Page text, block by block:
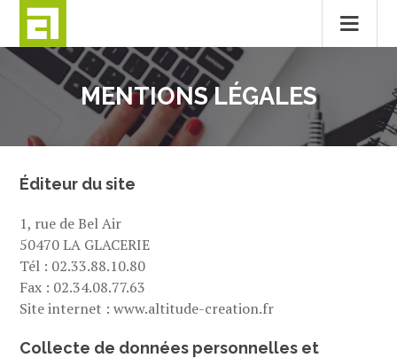
Passer
MENTIONS LÉGALES
Éditeur du site
1, rue de Bel Air
50470 LA GLACERIE
Tél : 02.33.88.10.80
Fax : 02.34.08.77.63
Site internet : www.altitude-creation.fr
Collecte de données personnelles et